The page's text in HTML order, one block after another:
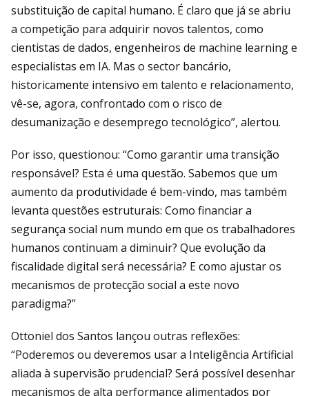
substituição de capital humano. É claro que já se abriu
a competição para adquirir novos talentos, como
cientistas de dados, engenheiros de machine learning e
especialistas em IA. Mas o sector bancário,
historicamente intensivo em talento e relacionamento,
vê-se, agora, confrontado com o risco de
desumanização e desemprego tecnológico”, alertou.
Por isso, questionou: “Como garantir uma transição
responsável? Esta é uma questão. Sabemos que um
aumento da produtividade é bem-vindo, mas também
levanta questões estruturais: Como financiar a
segurança social num mundo em que os trabalhadores
humanos continuam a diminuir? Que evolução da
fiscalidade digital será necessária? E como ajustar os
mecanismos de protecção social a este novo
paradigma?”
Ottoniel dos Santos lançou outras reflexões:
“Poderemos ou deveremos usar a Inteligência Artificial
aliada à supervisão prudencial? Será possível desenhar
mecanismos de alta performance alimentados por